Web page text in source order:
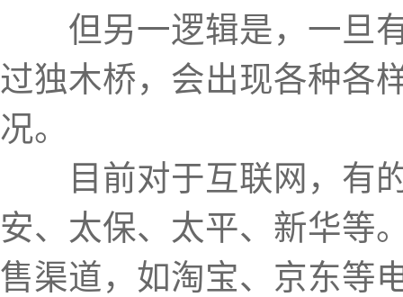
但另一逻辑是，一旦有
过独木桥，会出现各种各
况。
目前对于互联网，有的
安、太保、太平、新华等
售渠道，如淘宝、京东等